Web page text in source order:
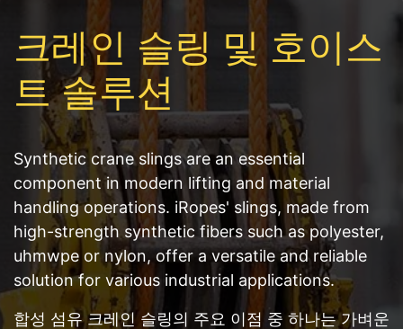
크레인 슬링 및 호이스
트 솔루션
Synthetic crane slings are an essential
component in modern lifting and material
handling operations. iRopes' slings, made from
high-strength synthetic fibers such as polyester,
uhmwpe or nylon, offer a versatile and reliable
solution for various industrial applications.
합성 섬유 크레인 슬링의 주요 이점 중 하나는 가벼운